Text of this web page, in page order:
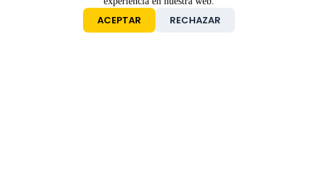
ACEPTAR RECHAZAR